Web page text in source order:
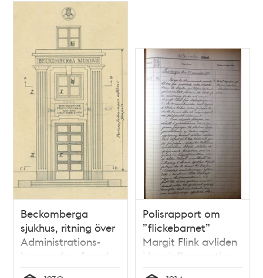
Beckomberga
sjukhus, ritning över
Administrations-
byggnaden, fasad,
detalj
Polisrapport om
”flickebarnet”
Margit Flink avliden
i lunginflammation
1914